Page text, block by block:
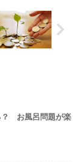
？ お風呂問題が楽